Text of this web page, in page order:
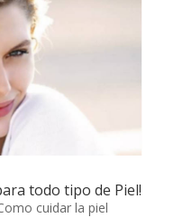
todo tipo de Piel!
cuidar la piel